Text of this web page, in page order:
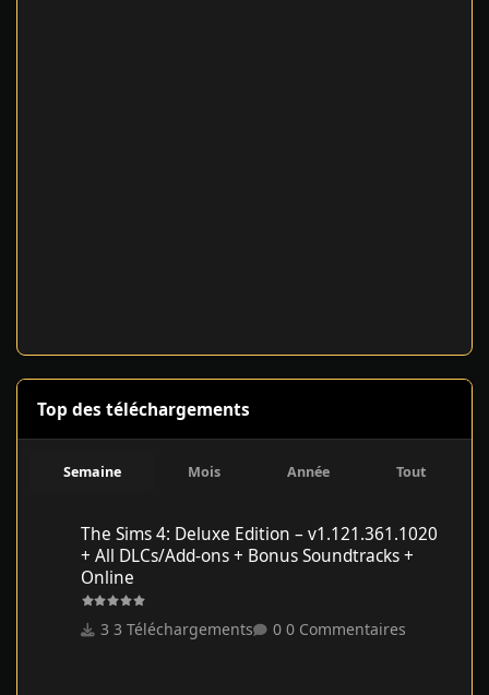
Top des téléchargements
Semaine Mois Année Tout
The Sims 4: Deluxe Edition – v1.121.361.1020
+ All DLCs/Add-ons + Bonus Soundtracks +
Online
3 Téléchargements 0 Commentaires